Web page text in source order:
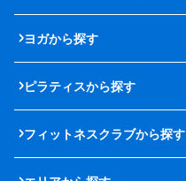
ヨガから探す
ピラティスから探す
フィットネスクラブから探す